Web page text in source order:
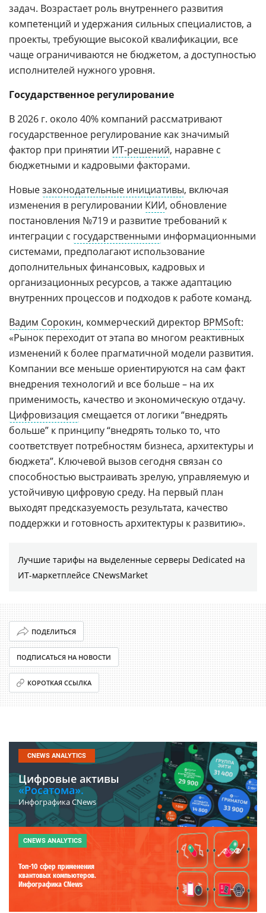
задач. Возрастает роль внутреннего развития
компетенций и удержания сильных специалистов, а
проекты, требующие высокой квалификации, все
чаще ограничиваются не бюджетом, а доступностью
исполнителей нужного уровня.
Государственное регулирование
В 2026 г. около 40% компаний рассматривают
государственное регулирование как значимый
фактор при принятии ИТ-решений, наравне с
бюджетными и кадровыми факторами.
Новыезаконодательные инициативы, включая
изменения в регулировании КИИ, обновление
постановления №719 и развитие требований к
интеграции с государственными информационными
системами, предполагают использование
дополнительных финансовых, кадровых и
организационных ресурсов, а также адаптацию
внутренних процессов и подходов к работе команд.
Вадим Сорокин, коммерческий директор BPMSoft:
«Рынок переходит от этапа во многом реактивных
изменений к более прагматичной модели развития.
Компании все меньше ориентируются на сам факт
внедрения технологий и все больше – на их
применимость, качество и экономическую отдачу.
Цифровизация смещается от логики “внедрять
больше” к принципу “внедрять только то, что
соответствует потребностям бизнеса, архитектуры и
бюджета”. Ключевой вызов сегодня связан со
способностью выстраивать зрелую, управляемую и
устойчивую цифровую среду. На первый план
выходят предсказуемость результата, качество
поддержки и готовность архитектуры к развитию».
Лучшие тарифы на выделенные серверы Dedicated на
ИТ-маркетплейсе CNewsMarket
ПОДЕЛИТЬСЯ
ПОДПИСАТЬСЯ НА НОВОСТИ
КОРОТКАЯ ССЫЛКА
CNEWS ANALYTICS
Цифровые активы
«Росатома».
Инфографика CNews
CNEWS ANALYTICS
Топ-10 сфер применения
квантовых компьютеров.
Инфографика CNews